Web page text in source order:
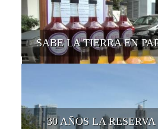
SABE LA TIERRA EN
30 AÑOS LA